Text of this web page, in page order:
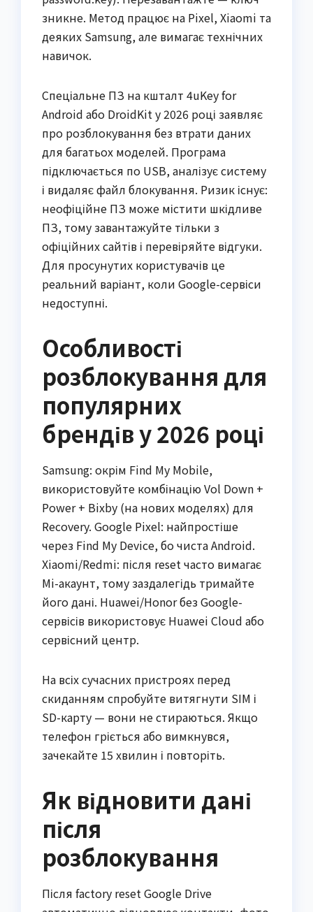
зникне. Метод працює на Pixel, Xiaomi та
деяких Samsung, але вимагає технічних
навичок.
Спеціальне ПЗ на кшталт 4uKey for
Android або DroidKit у 2026 році заявляє
про розблокування без втрати даних
для багатьох моделей. Програма
підключається по USB, аналізує систему
і видаляє файл блокування. Ризик існує:
неофіційне ПЗ може містити шкідливе
ПЗ, тому завантажуйте тільки з
офіційних сайтів і перевіряйте відгуки.
Для просунутих користувачів це
реальний варіант, коли Google-сервіси
недоступні.
Особливості
розблокування для
популярних
брендів у 2026 році
Samsung: окрім Find My Mobile,
використовуйте комбінацію Vol Down +
Power + Bixby (на нових моделях) для
Recovery. Google Pixel: найпростіше
через Find My Device, бо чиста Android.
Xiaomi/Redmi: після reset часто вимагає
Mi-акаунт, тому заздалегідь тримайте
його дані. Huawei/Honor без Google-
сервісів використовує Huawei Cloud або
сервісний центр.
На всіх сучасних пристроях перед
скиданням спробуйте витягнути SIM і
SD-карту — вони не стираються. Якщо
телефон гріється або вимкнувся,
зачекайте 15 хвилин і повторіть.
Як відновити дані
після
розблокування
Після factory reset Google Drive